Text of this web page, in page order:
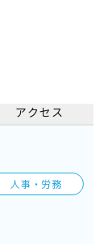
アクセス
人事・労務